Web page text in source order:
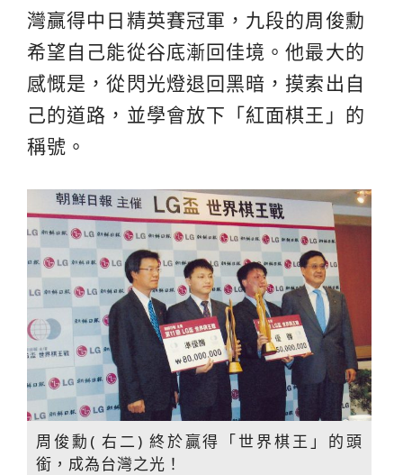
灣贏得中日精英賽冠軍，九段的周俊勳
希望自己能從谷底漸回佳境。他最大的
感慨是，從閃光燈退回黑暗，摸索出自
己的道路，並學會放下「紅面棋王」的
稱號。
周俊勳( 右二) 終於贏得「世界棋王」的頭
銜，成為台灣之光！